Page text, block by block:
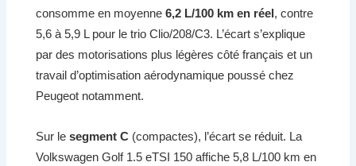
consomme en moyenne6,2 L/100 km en réel, contre
5,6 à 5,9 L pour le trio Clio/208/C3. L’écart s’explique
par des motorisations plus légères côté français et un
travail d’optimisation aérodynamique poussé chez
Peugeot notamment.
Sur lesegment C (compactes), l’écart se réduit. La
Volkswagen Golf 1.5 eTSI 150 affiche 5,8 L/100 km en